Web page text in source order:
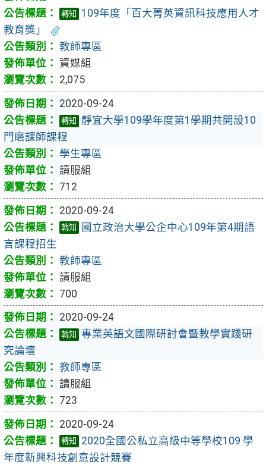
轉知
109年度「百大菁英資訊科技應用人才
教育獎」
教師專區
資媒組
2,075
2020-09-24
轉知
靜宜大學109學年度第1學期共開設10
門磨課師課程
學生專區
讀服組
712
2020-09-24
轉知
國立政治大學公企中心109年第4期語
言課程招生
教師專區
讀服組
700
2020-09-24
轉知
專業英語文國際研討會暨教學實踐研
究論壇
教師專區
讀服組
723
2020-09-24
轉知
2020全國公私立高級中等學校109 學
年度新興科技創意設計競賽